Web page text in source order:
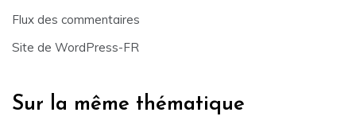
Flux des commentaires
Site de WordPress-FR
Sur la même thématique